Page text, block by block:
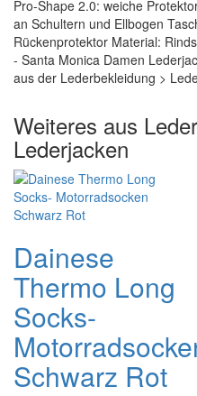
Pro-Shape 2.0: weiche
an Schultern und Ellbogen
Rückenprotektor Material:
- Santa Monica Damen
aus der Lederbekleidung >
Weiteres aus
Lederjacken
Dainese
Thermo Long
Socks-
Schwarz Rot